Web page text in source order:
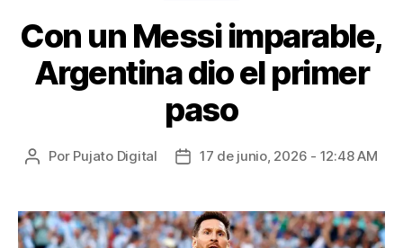
Con un Messi imparable,
Argentina dio el primer
paso
Por Pujato Digital 17 de junio, 2026 - 12:48 AM